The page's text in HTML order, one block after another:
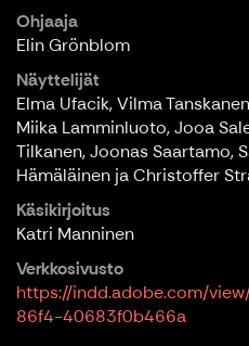
Ohjaaja
Elin Grönblom
Näyttelijät
Elma Ufacik, Vilma
Miika Lamminluoto, Jooa
Tilkanen, Joonas Saartamo,
Hämäläinen ja Christoffer
Käsikirjoitus
Katri Manninen
Verkkosivusto
https://indd.adobe.com/
86f4-40683f0b466a